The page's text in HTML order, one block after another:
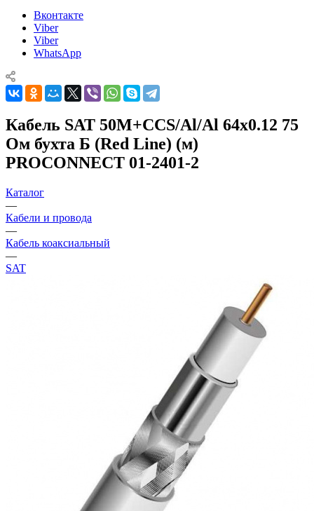
Вконтакте
Viber
Viber
WhatsApp
Кабель SAT 50M+CCS/Al/Al 64х0.12 75
Ом бухта Б (Red Line) (м)
PROCONNECT 01-2401-2
Каталог
—
Кабели и провода
—
Кабель коаксиальный
—
SAT